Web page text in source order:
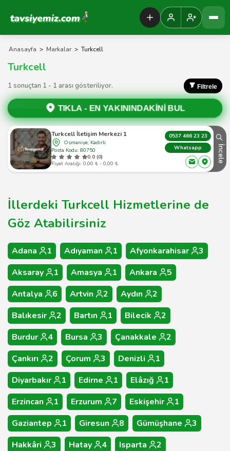
Tavsiyemiz Anasayfa
Anasayfa > Markalar > Turkcell
Turkcell
1 sonuçtan 1 - 1 arası gösteriliyor. Filtrele
TIKLA - EN YAKININDAKİNİ BUL
Turkcell İletişim Merkezi 1
Osmaniye, Kadirli
Posta Kodu: 80750
0.0 (0)
Fiyat Aralığı: 0,00 ₺ - 0,00 ₺
0537 466 23 23
Whatsapp
İncele
İllerdeki Turkcell Hizmetlerine de
Göz Atabilirsiniz
Adana 1 Adıyaman 1 Afyonkarahisar
3
Aksaray
1 Amasya 1 Ankara
5
Antalya
6 Artvin 2 Aydın
2
Balıkesir
2 Bartın 1 Bilecik
2
Burdur
4 Bursa 3 Çanakkale
2
Çankırı
2 Çorum 3 Denizli
1
Diyarbakır
1 Edirne 1 Elâzığ
1
Erzincan
1 Erzurum 7 Eskişehir
1
Gaziantep
1 Giresun 8 Gümüşhane
3
Hakkâri
3 Hatay 4 Isparta
2